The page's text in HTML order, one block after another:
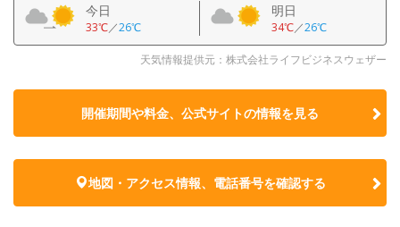
今日
33℃／26℃
明日
34℃／26℃
天気情報提供元：株式会社ライフビジネスウェザー
開催期間や料金、公式サイトの情報を見る
地図・アクセス情報、電話番号を確認する